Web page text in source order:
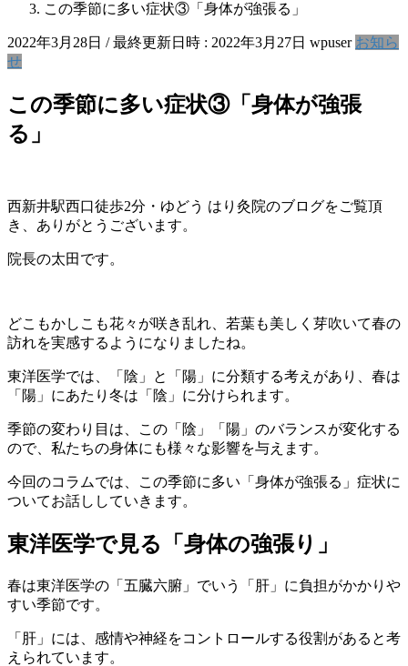
この季節に多い症状③「身体が強張る」
2022年3月28日 / 最終更新日時 : 2022年3月27日 wpuser お知ら
せ
この季節に多い症状③「身体が強張
る」
西新井駅西口徒歩2分・ゆどう はり灸院のブログをご覧頂
き、ありがとうございます。
院長の太田です。
どこもかしこも花々が咲き乱れ、若葉も美しく芽吹いて春の
訪れを実感するようになりましたね。
東洋医学では、「陰」と「陽」に分類する考えがあり、春は
「陽」にあたり冬は「陰」に分けられます。
季節の変わり目は、この「陰」「陽」のバランスが変化する
ので、私たちの身体にも様々な影響を与えます。
今回のコラムでは、この季節に多い「身体が強張る」症状に
ついてお話ししていきます。
東洋医学で見る「身体の強張り」
春は東洋医学の「五臓六腑」でいう「肝」に負担がかかりや
すい季節です。
「肝」には、感情や神経をコントロールする役割があると考
えられています。